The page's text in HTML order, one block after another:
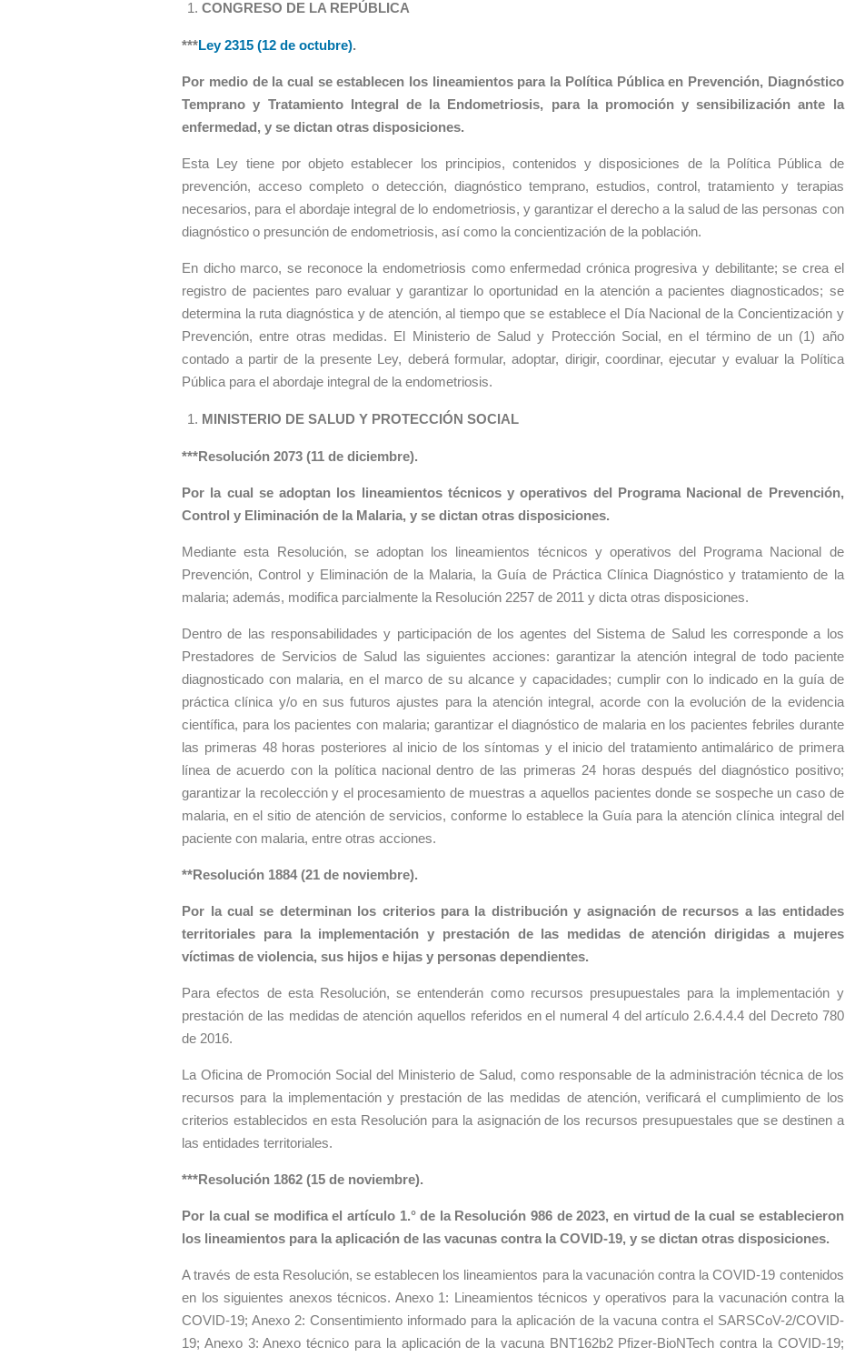
CONGRESO DE LA REPÚBLICA
***Ley 2315 (12 de octubre).
Por medio de la cual se establecen los lineamientos para la Política Pública en Prevención, Diagnóstico
Temprano y Tratamiento Integral de la Endometriosis, para la promoción y sensibilización ante la
enfermedad, y se dictan otras disposiciones.
Esta Ley tiene por objeto establecer los principios, contenidos y disposiciones de la Política Pública de
prevención, acceso completo o detección, diagnóstico temprano, estudios, control, tratamiento y terapias
necesarios, para el abordaje integral de lo endometriosis, y garantizar el derecho a la salud de las personas con
diagnóstico o presunción de endometriosis, así como la concientización de la población.
En dicho marco, se reconoce la endometriosis como enfermedad crónica progresiva y debilitante; se crea el
registro de pacientes paro evaluar y garantizar lo oportunidad en la atención a pacientes diagnosticados; se
determina la ruta diagnóstica y de atención, al tiempo que se establece el Día Nacional de la Concientización y
Prevención, entre otras medidas. El Ministerio de Salud y Protección Social, en el término de un (1) año
contado a partir de la presente Ley, deberá formular, adoptar, dirigir, coordinar, ejecutar y evaluar la Política
Pública para el abordaje integral de la endometriosis.
MINISTERIO DE SALUD Y PROTECCIÓN SOCIAL
***Resolución 2073 (11 de diciembre).
Por la cual se adoptan los lineamientos técnicos y operativos del Programa Nacional de Prevención,
Control y Eliminación de la Malaria, y se dictan otras disposiciones.
Mediante esta Resolución, se adoptan los lineamientos técnicos y operativos del Programa Nacional de
Prevención, Control y Eliminación de la Malaria, la Guía de Práctica Clínica Diagnóstico y tratamiento de la
malaria; además, modifica parcialmente la Resolución 2257 de 2011 y dicta otras disposiciones.
Dentro de las responsabilidades y participación de los agentes del Sistema de Salud les corresponde a los
Prestadores de Servicios de Salud las siguientes acciones: garantizar la atención integral de todo paciente
diagnosticado con malaria, en el marco de su alcance y capacidades; cumplir con lo indicado en la guía de
práctica clínica y/o en sus futuros ajustes para la atención integral, acorde con la evolución de la evidencia
científica, para los pacientes con malaria; garantizar el diagnóstico de malaria en los pacientes febriles durante
las primeras 48 horas posteriores al inicio de los síntomas y el inicio del tratamiento antimalárico de primera
línea de acuerdo con la política nacional dentro de las primeras 24 horas después del diagnóstico positivo;
garantizar la recolección y el procesamiento de muestras a aquellos pacientes donde se sospeche un caso de
malaria, en el sitio de atención de servicios, conforme lo establece la Guía para la atención clínica integral del
paciente con malaria, entre otras acciones.
**Resolución 1884 (21 de noviembre).
Por la cual se determinan los criterios para la distribución y asignación de recursos a las entidades
territoriales para la implementación y prestación de las medidas de atención dirigidas a mujeres
víctimas de violencia, sus hijos e hijas y personas dependientes.
Para efectos de esta Resolución, se entenderán como recursos presupuestales para la implementación y
prestación de las medidas de atención aquellos referidos en el numeral 4 del artículo 2.6.4.4.4 del Decreto 780
de 2016.
La Oficina de Promoción Social del Ministerio de Salud, como responsable de la administración técnica de los
recursos para la implementación y prestación de las medidas de atención, verificará el cumplimiento de los
criterios establecidos en esta Resolución para la asignación de los recursos presupuestales que se destinen a
las entidades territoriales.
***Resolución 1862 (15 de noviembre).
Por la cual se modifica el artículo 1.° de la Resolución 986 de 2023, en virtud de la cual se establecieron
los lineamientos para la aplicación de las vacunas contra la COVID-19, y se dictan otras disposiciones.
A través de esta Resolución, se establecen los lineamientos para la vacunación contra la COVID-19 contenidos
en los siguientes anexos técnicos. Anexo 1: Lineamientos técnicos y operativos para la vacunación contra la
COVID-19; Anexo 2: Consentimiento informado para la aplicación de la vacuna contra el SARSCoV-2/COVID-
19; Anexo 3: Anexo técnico para la aplicación de la vacuna BNT162b2 Pfizer-BioNTech contra la COVID-19;